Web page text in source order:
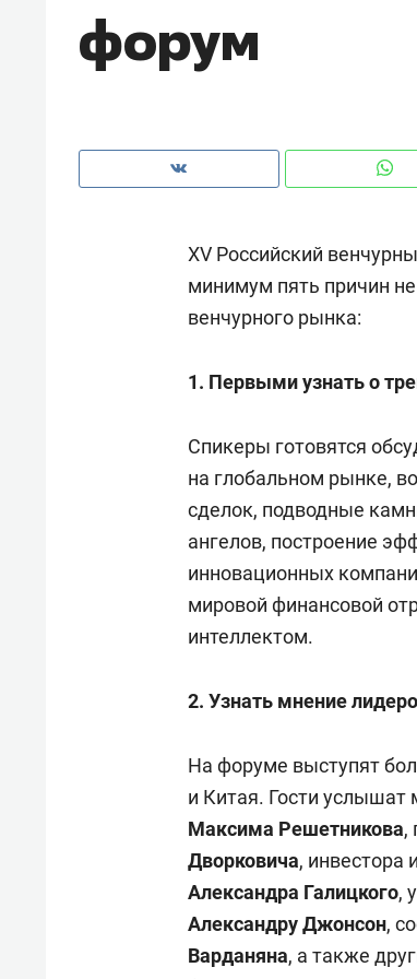
форум
XV Российский
минимум пять причин
венчурного рынка:
1. Первыми узнать о
Спикеры готовятся
на глобальном рынке,
сделок, подводные
ангелов, построение
инновационных
мировой финансовой
интеллектом.
2. Узнать мнение
На форуме выступят
и Китая. Гости услышат
Максима Решетникова,
Дворковича, инвестора
Александра Галицкого,
Александру Джонсон,
Варданяна, а также
чем интересен Оман?
строят тишину в казанском
ЖК «Заря»